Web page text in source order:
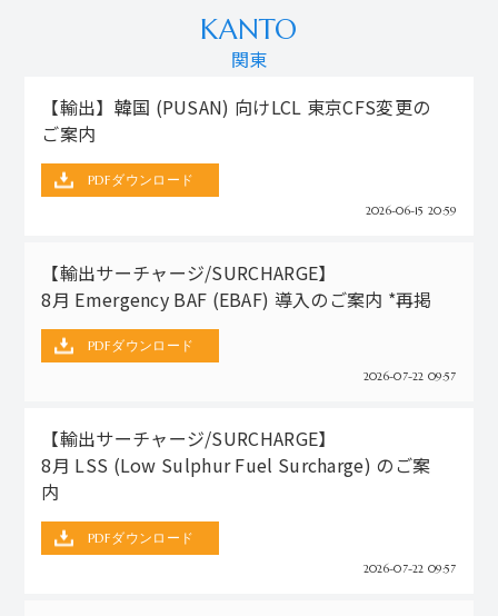
KANTO
関東
【輸出】韓国 (PUSAN) 向けLCL 東京CFS変更の
ご案内
PDFダウンロード
2026-06-15 20:59
【輸出サーチャージ/SURCHARGE】
8月 Emergency BAF (EBAF) 導入のご案内 *再掲
PDFダウンロード
2026-07-22 09:57
【輸出サーチャージ/SURCHARGE】
8月 LSS (Low Sulphur Fuel Surcharge) のご案
内
PDFダウンロード
2026-07-22 09:57